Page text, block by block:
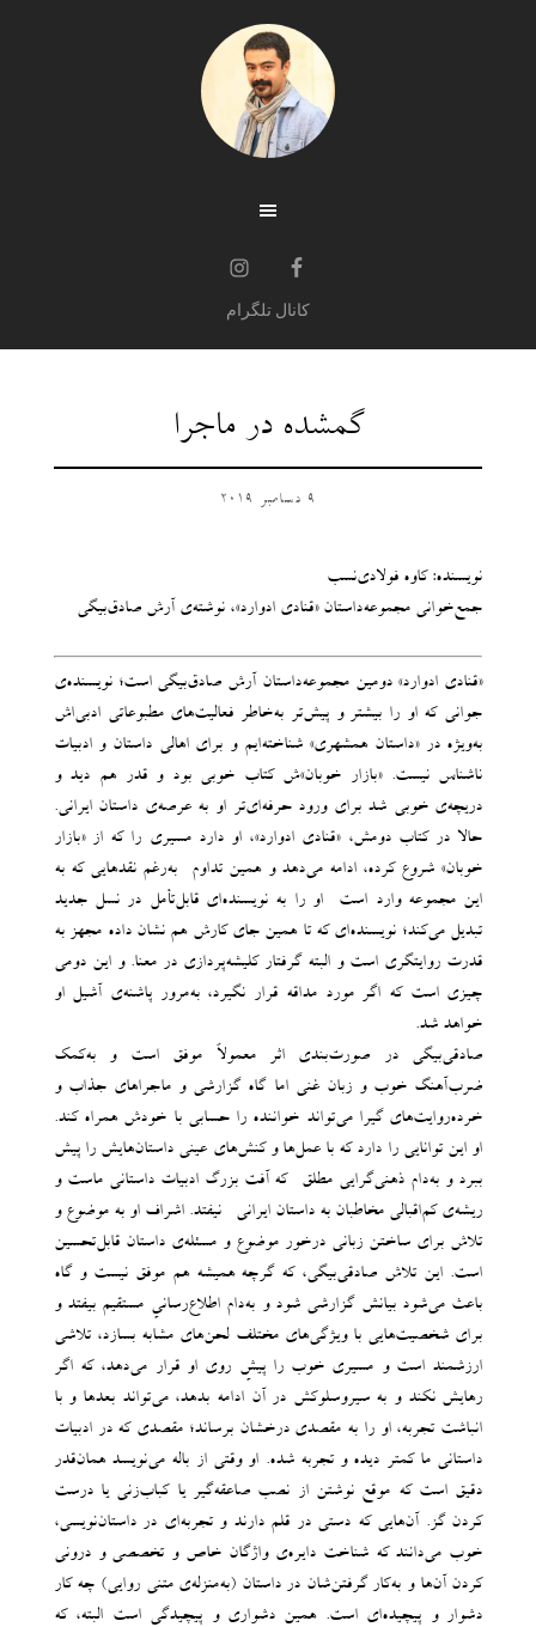
کانال تلگرام
گمشده در ماجرا
9 دسامبر 2019
نویسنده: کاوه فولادی‌نسب
جمع‌خوانی مجموعه‌داستان «قنادی ادوارد»، نوشته‌ی آرش صادق‌بیگی
«قنادی ادوارد» دومین مجموعه‌داستان آرش صادق‌بیگی است؛ نویسنده‌ی
جوانی که او را بیشتر و پیش‌تر به‌خاطر فعالیت‌های مطبوعاتی ادبی‌اش
به‌ویژه در «داستان همشهری» شناخته‌ایم و برای اهالی داستان و ادبیات
ناشناس نیست. «بازار خوبان»ش کتاب خوبی بود و قدر هم دید و
دریچه‌ی خوبی شد برای ورود حرفه‌ای‌تر او به عرصه‌ی داستان ایرانی.
حالا در کتاب دومش، «قنادی ادوارد»، او دارد مسیری را که از «بازار
خوبان» شروع کرده، ادامه می‌دهد و همین تداوم -به‌رغم نقدهایی که به
این مجموعه وارد است- او را به نویسنده‌ای قابل‌تأمل در نسل جدید
تبدیل می‌کند؛ نویسنده‌ای که تا همین ‌جای کارش هم نشان داده مجهز به
قدرت روایتگری است و البته گرفتار کلیشه‌پردازی در معنا. و این دومی
چیزی است که اگر مورد مداقه قرار نگیرد، به‌مرور پاشنه‌ی آشیل او
خواهد شد.
صادقی‌بیگی در صورت‌بندی اثر معمولاً موفق است و به‌کمک
ضرب‌آهنگ خوب و زبان غنی اما گاه گزارشی و ماجراهای جذاب و
خرده‌روایت‌های گیرا می‌تواند خواننده را حسابی با خودش همراه کند.
او این توانایی را دارد که با عمل‌ها و کنش‌های عینی داستان‌هایش را پیش
ببرد و به‌دام ذهنی‌گرایی مطلق -که آفت بزرگ ادبیات داستانی ماست و
ریشه‌ی کم‌اقبالی مخاطبان به داستان ایرانی- نیفتد. اشراف او به موضوع و
تلاش برای ساختن زبانی درخور موضوع و مسئله‌ی داستان قابل‌تحسین
است. این تلاش صادقی‌بیگی، که گرچه همیشه هم موفق نیست و گاه
باعث می‌شود بیانش گزارشی شود و به‌دام اطلاع‌رسانیِ مستقیم بیفتد و
برای شخصیت‌هایی با ویژگی‌های مختلف لحن‌های مشابه بسازد، تلاشی
ارزشمند است و مسیری خوب را پیشِ‌ روی او قرار می‌دهد، که اگر
رهایش نکند و به سیروسلوکش در آن ادامه بدهد، می‌تواند بعدها و با
انباشت تجربه، او را به مقصدی درخشان برساند؛ مقصدی که در ادبیات
داستانی ما کمتر دیده و تجربه شده. او وقتی از باله می‌نویسد همان‌قدر
دقیق است که موقع نوشتن از نصب صاعقه‌گیر یا کباب‌زنی یا درست
کردن گز. آن‌هایی که دستی در قلم دارند و تجربه‌ای در داستان‌نویسی،
خوب می‌دانند که شناخت دایره‌ی واژگان خاص و تخصصی و درونی
کردن آن‌ها و به‌کار گرفتن‌شان در داستان (به‌منزله‌ی متنی روایی) چه کار
دشوار و پیچیده‌ای است. همین دشواری و پیچیدگی است البته، که